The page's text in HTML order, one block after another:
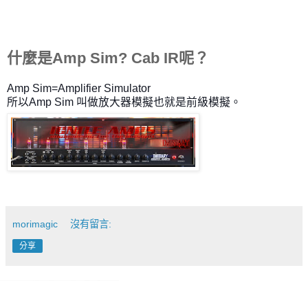
什麼是Amp Sim? Cab IR呢？
Amp Sim=Amplifier Simulator
所以Amp Sim 叫做放大器模擬也就是前級模擬。
morimagic 沒有留言:
分享